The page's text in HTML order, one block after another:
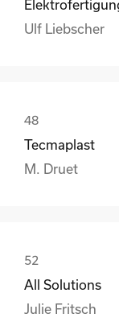
Ulf Liebscher
Tecmaplast
M. Druet
All Solutions
Julie Fritsch